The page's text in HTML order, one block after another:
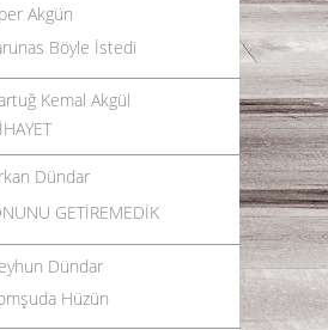
Akgün
Böyle İstedi
Kemal Akgül
Dündar
GETİREMEDİK
Dündar
Hüzün